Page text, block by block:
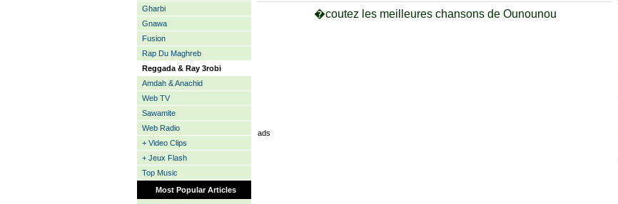
Gharbi
Gnawa
Fusion
Rap Du Maghreb
Reggada & Ray 3robi
Amdah & Anachid
Web TV
Sawamite
Web Radio
+ Video Clips
+ Jeux Flash
Top Music
Most Popular Articles
�coutez les meilleures chansons de Ounounou
ads